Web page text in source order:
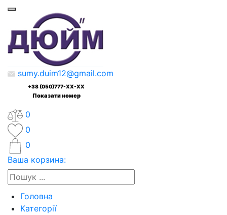
sumy.duim12@gmail.com
+38 (050)777-XX-XX
Показати номер
0
0
0
Ваша корзина:
Головна
Категорії